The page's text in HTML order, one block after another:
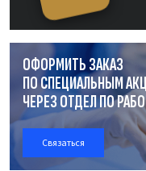
ОФОРМИТЬ ЗАКАЗ
ПО СПЕЦИАЛЬНЫМ
ЧЕРЕЗ ОТДЕЛПО
Связаться